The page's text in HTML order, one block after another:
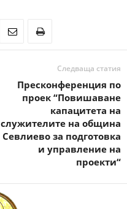
Следваща статия
Пресконференция по
проек “Повишаване
капацитета на
служителите на община
Севлиево за подготовка
и управление на
проекти“